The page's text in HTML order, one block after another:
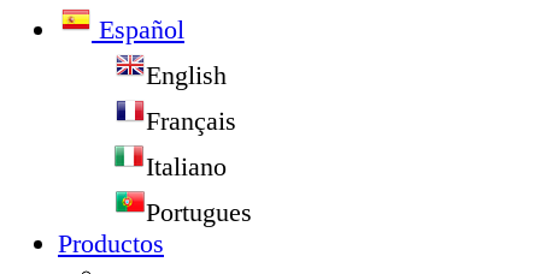
Español
English
Français
Italiano
Portugues
Productos